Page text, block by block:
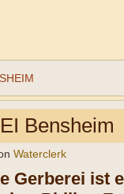
Bensheim
Waterclerk
Gerberei